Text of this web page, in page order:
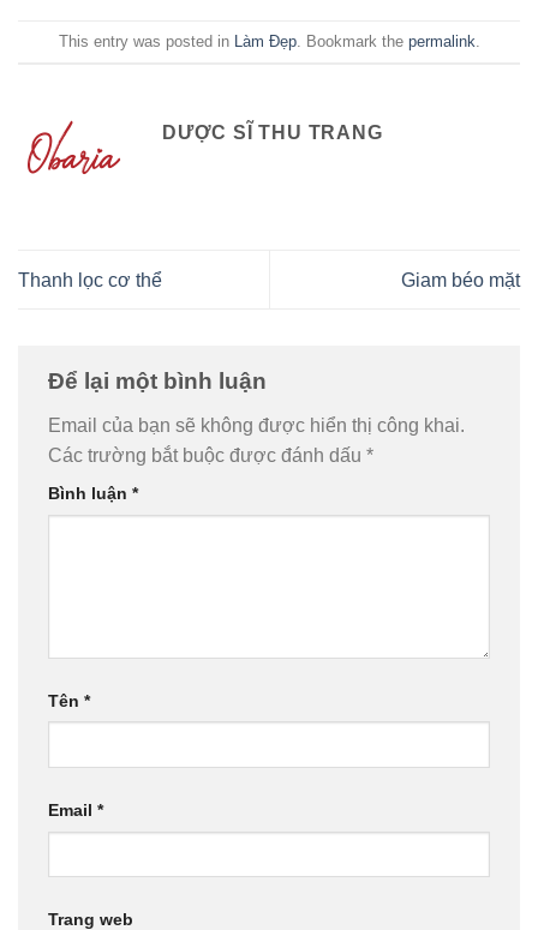
This entry was posted in Làm Đẹp. Bookmark the permalink
DƯỢC SĨ THU TRANG
Thanh lọc cơ thể Giam béo mặt
Để lại một bình luận
Email của bạn sẽ không được hiển thị công khai.
Các trường bắt buộc được đánh dấu *
Bình luận *
Tên *
Email *
Trang web